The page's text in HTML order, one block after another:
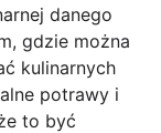
danego
gdzie można
kulinarnych
potrawy i
to być